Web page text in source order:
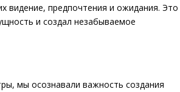
предпочтения и ожидания. Это
и создал незабываемое
мы осознавали важность создания